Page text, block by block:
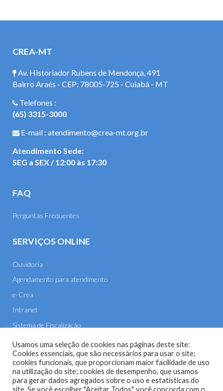
CREA-MT
Av. Historiador Rubens de Mendonça, 491
Bairro Araés - CEP: 78005-725 - Cuiabá - MT
Telefones :
(65) 3315-3000
E-mail : atendimento@crea-mt.org.br
Atendimento Sede:
SEG a SEX / 12:00 às 17:30
FAQ
Perguntas Frequentes
SERVIÇOS ONLINE
Ouvidoria
Agendamento para atendimento
e-Crea
Intranet
Sistema de Fiscalização
E-mail
Usamos uma seleção de cookies nas páginas deste site:
Cookies essenciais, que são necessários para usar o site;
cookies funcionais, que proporcionam maior facilidade de uso
na utilização do site; cookies de desempenho, que usamos
para gerar dados agregados sobre o uso e estatísticas do
site. Se você escolher "Aceitar Todos", você concorda com o